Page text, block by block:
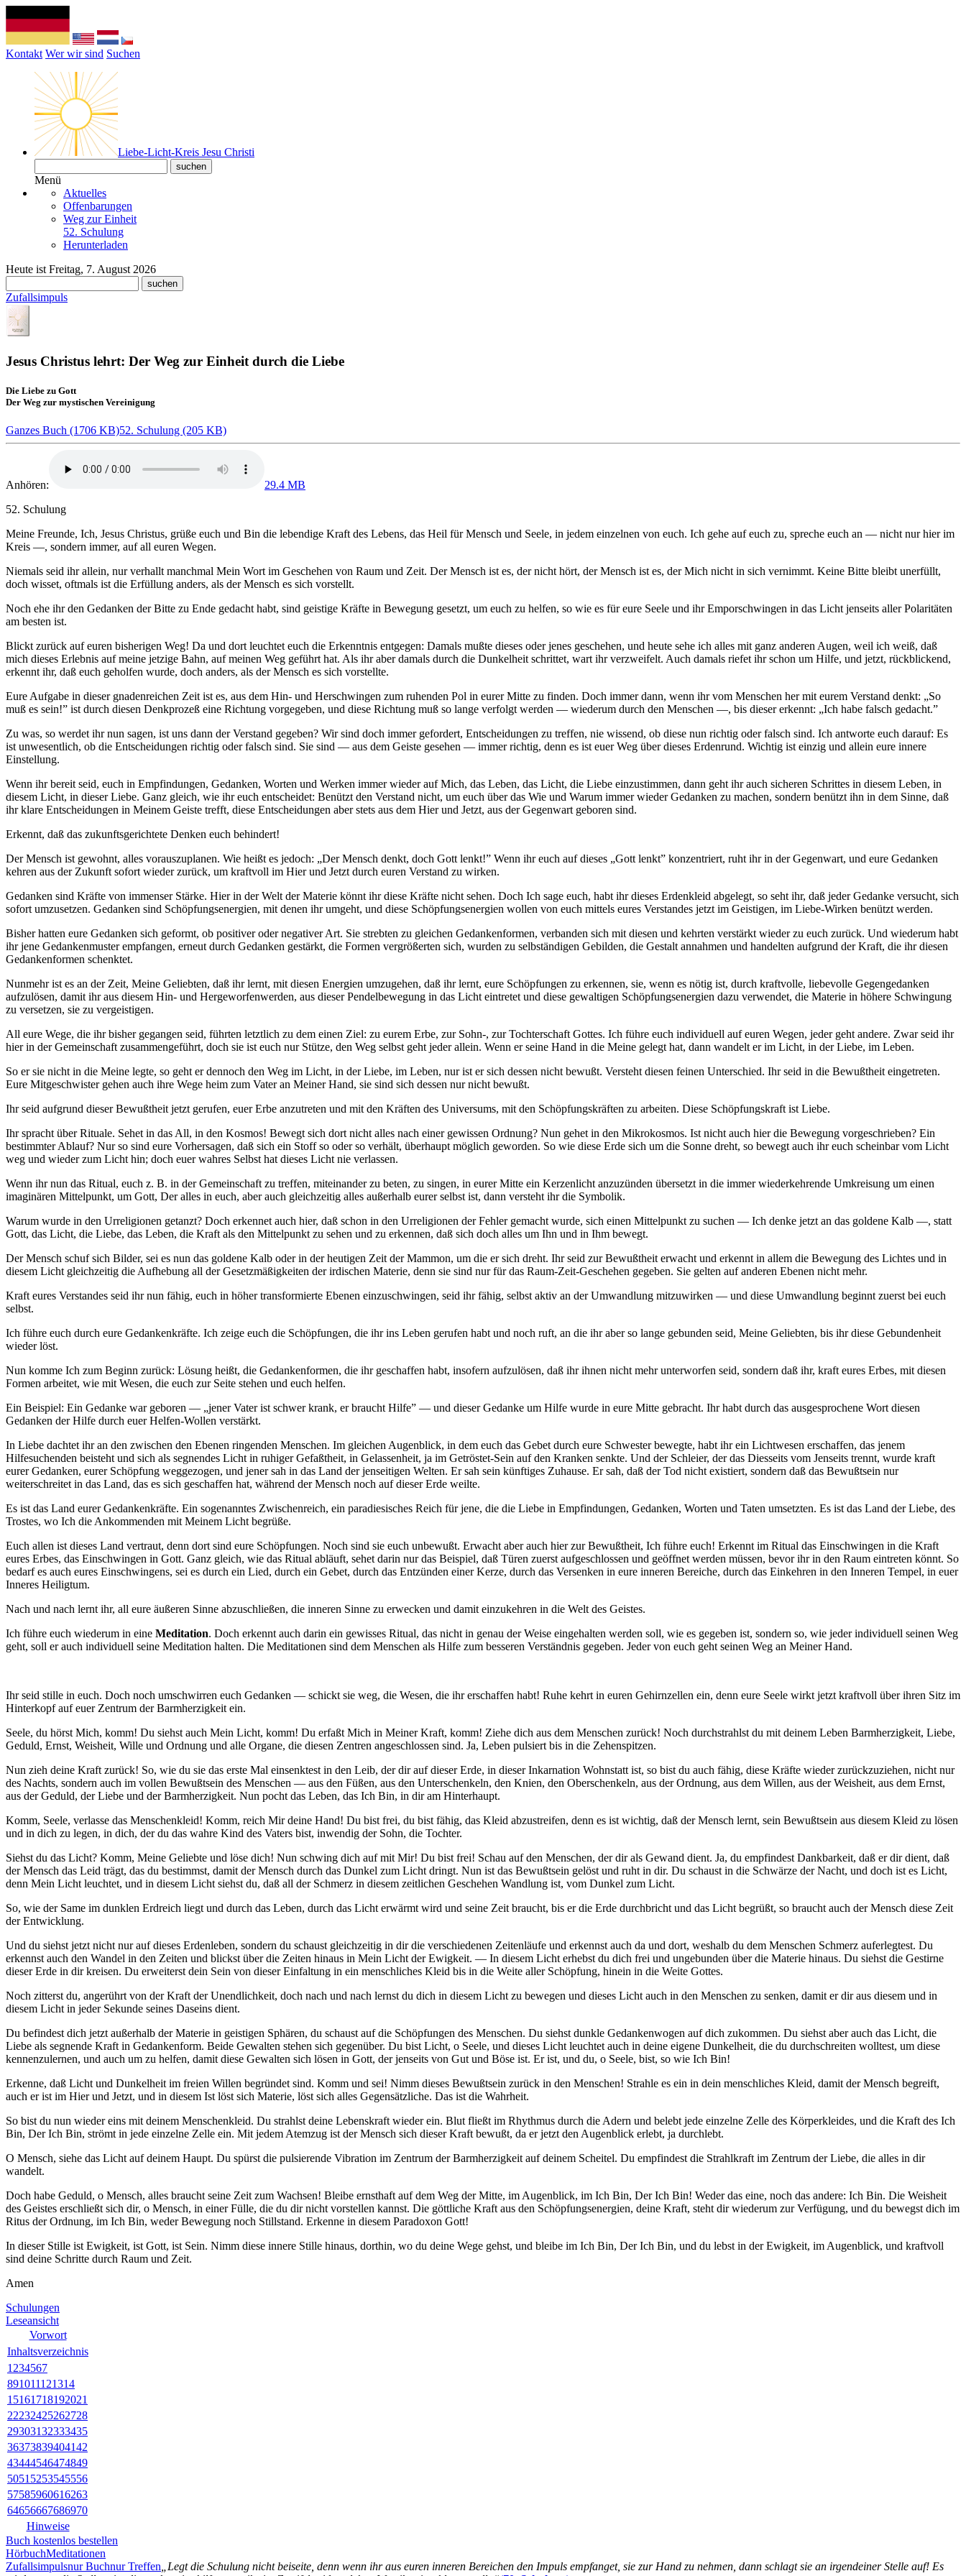
Kontakt Wer wir sind Suchen
Liebe-Licht-Kreis Jesu Christi
Menü
Aktuelles
Offenbarungen
Weg zur Einheit
52. Schulung
Herunterladen
Heute ist Freitag, 7. August 2026
Zufallsimpuls
Jesus Christus lehrt: Der Weg zur Einheit durch die Liebe
Die Liebe zu Gott
Der Weg zur mystischen Vereinigung
Ganzes Buch (1706 KB)52. Schulung (205 KB)
Anhören:
29.4 MB
52. Schulung
Meine Freunde, Ich, Jesus Christus, grüße euch und Bin die lebendige Kraft des Lebens, das Heil für Mensch und Seele, in jedem einzelnen von euch. Ich gehe auf euch zu, spreche euch an — nicht nur hier im
Kreis —, sondern immer, auf all euren Wegen.
Niemals seid ihr allein, nur verhallt manchmal Mein Wort im Geschehen von Raum und Zeit. Der Mensch ist es, der nicht hört, der Mensch ist es, der Mich nicht in sich vernimmt. Keine Bitte bleibt unerfüllt,
doch wisset, oftmals ist die Erfüllung anders, als der Mensch es sich vorstellt.
Noch ehe ihr den Gedanken der Bitte zu Ende gedacht habt, sind geistige Kräfte in Bewegung gesetzt, um euch zu helfen, so wie es für eure Seele und ihr Emporschwingen in das Licht jenseits aller Polaritäten
am besten ist.
Blickt zurück auf euren bisherigen Weg! Da und dort leuchtet euch die Erkenntnis entgegen: Damals mußte dieses oder jenes geschehen, und heute sehe ich alles mit ganz anderen Augen, weil ich weiß, daß
mich dieses Erlebnis auf meine jetzige Bahn, auf meinen Weg geführt hat. Als ihr aber damals durch die Dunkelheit schrittet, wart ihr verzweifelt. Auch damals riefet ihr schon um Hilfe, und jetzt, rückblickend,
erkennt ihr, daß euch geholfen wurde, doch anders, als der Mensch es sich vorstellte.
Eure Aufgabe in dieser gnadenreichen Zeit ist es, aus dem Hin- und Herschwingen zum ruhenden Pol in eurer Mitte zu finden. Doch immer dann, wenn ihr vom Menschen her mit eurem Verstand denkt: „So
muß es sein!” ist durch diesen Denkprozeß eine Richtung vorgegeben, und diese Richtung muß so lange verfolgt werden — wiederum durch den Menschen —, bis dieser erkennt: „Ich habe falsch gedacht.”
Zu was, so werdet ihr nun sagen, ist uns dann der Verstand gegeben? Wir sind doch immer gefordert, Entscheidungen zu treffen, nie wissend, ob diese nun richtig oder falsch sind. Ich antworte euch darauf: Es
ist unwesentlich, ob die Entscheidungen richtig oder falsch sind. Sie sind — aus dem Geiste gesehen — immer richtig, denn es ist euer Weg über dieses Erdenrund. Wichtig ist einzig und allein eure innere
Einstellung.
Wenn ihr bereit seid, euch in Empfindungen, Gedanken, Worten und Werken immer wieder auf Mich, das Leben, das Licht, die Liebe einzustimmen, dann geht ihr auch sicheren Schrittes in diesem Leben, in
diesem Licht, in dieser Liebe. Ganz gleich, wie ihr euch entscheidet: Benützt den Verstand nicht, um euch über das Wie und Warum immer wieder Gedanken zu machen, sondern benützt ihn in dem Sinne, daß
ihr klare Entscheidungen in Meinem Geiste trefft, diese Entscheidungen aber stets aus dem Hier und Jetzt, aus der Gegenwart geboren sind.
Erkennt, daß das zukunftsgerichtete Denken euch behindert!
Der Mensch ist gewohnt, alles vorauszuplanen. Wie heißt es jedoch: „Der Mensch denkt, doch Gott lenkt!” Wenn ihr euch auf dieses „Gott lenkt” konzentriert, ruht ihr in der Gegenwart, und eure Gedanken
kehren aus der Zukunft sofort wieder zurück, um kraftvoll im Hier und Jetzt durch euren Verstand zu wirken.
Gedanken sind Kräfte von immenser Stärke. Hier in der Welt der Materie könnt ihr diese Kräfte nicht sehen. Doch Ich sage euch, habt ihr dieses Erdenkleid abgelegt, so seht ihr, daß jeder Gedanke versucht, sich
sofort umzusetzen. Gedanken sind Schöpfungsenergien, mit denen ihr umgeht, und diese Schöpfungsenergien wollen von euch mittels eures Verstandes jetzt im Geistigen, im Liebe-Wirken benützt werden.
Bisher hatten eure Gedanken sich geformt, ob positiver oder negativer Art. Sie strebten zu gleichen Gedankenformen, verbanden sich mit diesen und kehrten verstärkt wieder zu euch zurück. Und wiederum habt
ihr jene Gedankenmuster empfangen, erneut durch Gedanken gestärkt, die Formen vergrößerten sich, wurden zu selbständigen Gebilden, die Gestalt annahmen und handelten aufgrund der Kraft, die ihr diesen
Gedankenformen schenktet.
Nunmehr ist es an der Zeit, Meine Geliebten, daß ihr lernt, mit diesen Energien umzugehen, daß ihr lernt, eure Schöpfungen zu erkennen, sie, wenn es nötig ist, durch kraftvolle, liebevolle Gegengedanken
aufzulösen, damit ihr aus diesem Hin- und Hergeworfenwerden, aus dieser Pendelbewegung in das Licht eintretet und diese gewaltigen Schöpfungsenergien dazu verwendet, die Materie in höhere Schwingung
zu versetzen, sie zu vergeistigen.
All eure Wege, die ihr bisher gegangen seid, führten letztlich zu dem einen Ziel: zu eurem Erbe, zur Sohn-, zur Tochterschaft Gottes. Ich führe euch individuell auf euren Wegen, jeder geht andere. Zwar seid ihr
hier in der Gemeinschaft zusammengeführt, doch sie ist euch nur Stütze, den Weg selbst geht jeder allein. Wenn er seine Hand in die Meine gelegt hat, dann wandelt er im Licht, in der Liebe, im Leben.
So er sie nicht in die Meine legte, so geht er dennoch den Weg im Licht, in der Liebe, im Leben, nur ist er sich dessen nicht bewußt. Versteht diesen feinen Unterschied. Ihr seid in die Bewußtheit eingetreten.
Eure Mitgeschwister gehen auch ihre Wege heim zum Vater an Meiner Hand, sie sind sich dessen nur nicht bewußt.
Ihr seid aufgrund dieser Bewußtheit jetzt gerufen, euer Erbe anzutreten und mit den Kräften des Universums, mit den Schöpfungskräften zu arbeiten. Diese Schöpfungskraft ist Liebe.
Ihr spracht über Rituale. Sehet in das All, in den Kosmos! Bewegt sich dort nicht alles nach einer gewissen Ordnung? Nun gehet in den Mikrokosmos. Ist nicht auch hier die Bewegung vorgeschrieben? Ein
bestimmter Ablauf? Nur so sind eure Vorhersagen, daß sich ein Stoff so oder so verhält, überhaupt möglich geworden. So wie diese Erde sich um die Sonne dreht, so bewegt auch ihr euch scheinbar vom Licht
weg und wieder zum Licht hin; doch euer wahres Selbst hat dieses Licht nie verlassen.
Wenn ihr nun das Ritual, euch z. B. in der Gemeinschaft zu treffen, miteinander zu beten, zu singen, in eurer Mitte ein Kerzenlicht anzuzünden übersetzt in die immer wiederkehrende Umkreisung um einen
imaginären Mittelpunkt, um Gott, Der alles in euch, aber auch gleichzeitig alles außerhalb eurer selbst ist, dann versteht ihr die Symbolik.
Warum wurde in den Urreligionen getanzt? Doch erkennet auch hier, daß schon in den Urreligionen der Fehler gemacht wurde, sich einen Mittelpunkt zu suchen — Ich denke jetzt an das goldene Kalb —, statt
Gott, das Licht, die Liebe, das Leben, die Kraft als den Mittelpunkt zu sehen und zu erkennen, daß sich doch alles um Ihn und in Ihm bewegt.
Der Mensch schuf sich Bilder, sei es nun das goldene Kalb oder in der heutigen Zeit der Mammon, um die er sich dreht. Ihr seid zur Bewußtheit erwacht und erkennt in allem die Bewegung des Lichtes und in
diesem Licht gleichzeitig die Aufhebung all der Gesetzmäßigkeiten der irdischen Materie, denn sie sind nur für das Raum-Zeit-Geschehen gegeben. Sie gelten auf anderen Ebenen nicht mehr.
Kraft eures Verstandes seid ihr nun fähig, euch in höher transformierte Ebenen einzuschwingen, seid ihr fähig, selbst aktiv an der Umwandlung mitzuwirken — und diese Umwandlung beginnt zuerst bei euch
selbst.
Ich führe euch durch eure Gedankenkräfte. Ich zeige euch die Schöpfungen, die ihr ins Leben gerufen habt und noch ruft, an die ihr aber so lange gebunden seid, Meine Geliebten, bis ihr diese Gebundenheit
wieder löst.
Nun komme Ich zum Beginn zurück: Lösung heißt, die Gedankenformen, die ihr geschaffen habt, insofern aufzulösen, daß ihr ihnen nicht mehr unterworfen seid, sondern daß ihr, kraft eures Erbes, mit diesen
Formen arbeitet, wie mit Wesen, die euch zur Seite stehen und euch helfen.
Ein Beispiel: Ein Gedanke war geboren — „jener Vater ist schwer krank, er braucht Hilfe” — und dieser Gedanke um Hilfe wurde in eure Mitte gebracht. Ihr habt durch das ausgesprochene Wort diesen
Gedanken der Hilfe durch euer Helfen-Wollen verstärkt.
In Liebe dachtet ihr an den zwischen den Ebenen ringenden Menschen. Im gleichen Augenblick, in dem euch das Gebet durch eure Schwester bewegte, habt ihr ein Lichtwesen erschaffen, das jenem
Hilfesuchenden beisteht und sich als segnendes Licht in ruhiger Gefaßtheit, in Gelassenheit, ja im Getröstet-Sein auf den Kranken senkte. Und der Schleier, der das Diesseits vom Jenseits trennt, wurde kraft
eurer Gedanken, eurer Schöpfung weggezogen, und jener sah in das Land der jenseitigen Welten. Er sah sein künftiges Zuhause. Er sah, daß der Tod nicht existiert, sondern daß das Bewußtsein nur
weiterschreitet in das Land, das es sich geschaffen hat, während der Mensch noch auf dieser Erde weilte.
Es ist das Land eurer Gedankenkräfte. Ein sogenanntes Zwischenreich, ein paradiesisches Reich für jene, die die Liebe in Empfindungen, Gedanken, Worten und Taten umsetzten. Es ist das Land der Liebe, des
Trostes, wo Ich die Ankommenden mit Meinem Licht begrüße.
Euch allen ist dieses Land vertraut, denn dort sind eure Schöpfungen. Noch sind sie euch unbewußt. Erwacht aber auch hier zur Bewußtheit, Ich führe euch! Erkennt im Ritual das Einschwingen in die Kraft
eures Erbes, das Einschwingen in Gott. Ganz gleich, wie das Ritual abläuft, sehet darin nur das Beispiel, daß Türen zuerst aufgeschlossen und geöffnet werden müssen, bevor ihr in den Raum eintreten könnt. So
bedarf es auch eures Einschwingens, sei es durch ein Lied, durch ein Gebet, durch das Entzünden einer Kerze, durch das Versenken in eure inneren Bereiche, durch das Einkehren in den Inneren Tempel, in euer
Inneres Heiligtum.
Nach und nach lernt ihr, all eure äußeren Sinne abzuschließen, die inneren Sinne zu erwecken und damit einzukehren in die Welt des Geistes.
Ich führe euch wiederum in eine Meditation. Doch erkennt auch darin ein gewisses Ritual, das nicht in genau der Weise eingehalten werden soll, wie es gegeben ist, sondern so, wie jeder individuell seinen Weg
geht, soll er auch individuell seine Meditation halten. Die Meditationen sind dem Menschen als Hilfe zum besseren Verständnis gegeben. Jeder von euch geht seinen Weg an Meiner Hand.
Ihr seid stille in euch. Doch noch umschwirren euch Gedanken — schickt sie weg, die Wesen, die ihr erschaffen habt! Ruhe kehrt in euren Gehirnzellen ein, denn eure Seele wirkt jetzt kraftvoll über ihren Sitz im
Hinterkopf auf euer Zentrum der Barmherzigkeit ein.
Seele, du hörst Mich, komm! Du siehst auch Mein Licht, komm! Du erfaßt Mich in Meiner Kraft, komm! Ziehe dich aus dem Menschen zurück! Noch durchstrahlst du mit deinem Leben Barmherzigkeit, Liebe,
Geduld, Ernst, Weisheit, Wille und Ordnung und alle Organe, die diesen Zentren angeschlossen sind. Ja, Leben pulsiert bis in die Zehenspitzen.
Nun zieh deine Kraft zurück! So, wie du sie das erste Mal einsenktest in den Leib, der dir auf dieser Erde, in dieser Inkarnation Wohnstatt ist, so bist du auch fähig, diese Kräfte wieder zurückzuziehen, nicht nur
des Nachts, sondern auch im vollen Bewußtsein des Menschen — aus den Füßen, aus den Unterschenkeln, den Knien, den Oberschenkeln, aus der Ordnung, aus dem Willen, aus der Weisheit, aus dem Ernst,
aus der Geduld, der Liebe und der Barmherzigkeit. Nun pocht das Leben, das Ich Bin, in dir am Hinterhaupt.
Komm, Seele, verlasse das Menschenkleid! Komm, reich Mir deine Hand! Du bist frei, du bist fähig, das Kleid abzustreifen, denn es ist wichtig, daß der Mensch lernt, sein Bewußtsein aus diesem Kleid zu lösen
und in dich zu legen, in dich, der du das wahre Kind des Vaters bist, inwendig der Sohn, die Tochter.
Siehst du das Licht? Komm, Meine Geliebte und löse dich! Nun schwing dich auf mit Mir! Du bist frei! Schau auf den Menschen, der dir als Gewand dient. Ja, du empfindest Dankbarkeit, daß er dir dient, daß
der Mensch das Leid trägt, das du bestimmst, damit der Mensch durch das Dunkel zum Licht dringt. Nun ist das Bewußtsein gelöst und ruht in dir. Du schaust in die Schwärze der Nacht, und doch ist es Licht,
denn Mein Licht leuchtet, und in diesem Licht siehst du, daß all der Schmerz in diesem zeitlichen Geschehen Wandlung ist, vom Dunkel zum Licht.
So, wie der Same im dunklen Erdreich liegt und durch das Leben, durch das Licht erwärmt wird und seine Zeit braucht, bis er die Erde durchbricht und das Licht begrüßt, so braucht auch der Mensch diese Zeit
der Entwicklung.
Und du siehst jetzt nicht nur auf dieses Erdenleben, sondern du schaust gleichzeitig in dir die verschiedenen Zeitenläufe und erkennst auch da und dort, weshalb du dem Menschen Schmerz auferlegtest. Du
erkennst auch den Wandel in den Zeiten und blickst über die Zeiten hinaus in Mein Licht der Ewigkeit. — In diesem Licht erhebst du dich frei und ungebunden über die Materie hinaus. Du siehst die Gestirne
dieser Erde in dir kreisen. Du erweiterst dein Sein von dieser Einfaltung in ein menschliches Kleid bis in die Weite aller Schöpfung, hinein in die Weite Gottes.
Noch zitterst du, angerührt von der Kraft der Unendlichkeit, doch nach und nach lernst du dich in diesem Licht zu bewegen und dieses Licht auch in den Menschen zu senken, damit er dir aus diesem und in
diesem Licht in jeder Sekunde seines Daseins dient.
Du befindest dich jetzt außerhalb der Materie in geistigen Sphären, du schaust auf die Schöpfungen des Menschen. Du siehst dunkle Gedankenwogen auf dich zukommen. Du siehst aber auch das Licht, die
Liebe als segnende Kraft in Gedankenform. Beide Gewalten stehen sich gegenüber. Du bist Licht, o Seele, und dieses Licht leuchtet auch in deine eigene Dunkelheit, die du durchschreiten wolltest, um diese
kennenzulernen, und auch um zu helfen, damit diese Gewalten sich lösen in Gott, der jenseits von Gut und Böse ist. Er ist, und du, o Seele, bist, so wie Ich Bin!
Erkenne, daß Licht und Dunkelheit im freien Willen begründet sind. Komm und sei! Nimm dieses Bewußtsein zurück in den Menschen! Strahle es ein in dein menschliches Kleid, damit der Mensch begreift,
auch er ist im Hier und Jetzt, und in diesem Ist löst sich Materie, löst sich alles Gegensätzliche. Das ist die Wahrheit.
So bist du nun wieder eins mit deinem Menschenkleid. Du strahlst deine Lebenskraft wieder ein. Blut fließt im Rhythmus durch die Adern und belebt jede einzelne Zelle des Körperkleides, und die Kraft des Ich
Bin, Der Ich Bin, strömt in jede einzelne Zelle ein. Mit jedem Atemzug ist der Mensch sich dieser Kraft bewußt, da er jetzt den Augenblick erlebt, ja durchlebt.
O Mensch, siehe das Licht auf deinem Haupt. Du spürst die pulsierende Vibration im Zentrum der Barmherzigkeit auf deinem Scheitel. Du empfindest die Strahlkraft im Zentrum der Liebe, die alles in dir
wandelt.
Doch habe Geduld, o Mensch, alles braucht seine Zeit zum Wachsen! Bleibe ernsthaft auf dem Weg der Mitte, im Augenblick, im Ich Bin, Der Ich Bin! Weder das eine, noch das andere: Ich Bin. Die Weisheit
des Geistes erschließt sich dir, o Mensch, in einer Fülle, die du dir nicht vorstellen kannst. Die göttliche Kraft aus den Schöpfungsenergien, deine Kraft, steht dir wiederum zur Verfügung, und du bewegst dich im
Ritus der Ordnung, im Ich Bin, weder Bewegung noch Stillstand. Erkenne in diesem Paradoxon Gott!
In dieser Stille ist Ewigkeit, ist Gott, ist Sein. Nimm diese innere Stille hinaus, dorthin, wo du deine Wege gehst, und bleibe im Ich Bin, Der Ich Bin, und du lebst in der Ewigkeit, im Augenblick, und kraftvoll
sind deine Schritte durch Raum und Zeit.
Amen
Schulungen
Leseansicht
Vorwort
Inhaltsverzeichnis
1 234567
891011121314
15161718192021
22232425262728
29303132333435
36373839404142
43444546474849
5051 5253545556
57585960616263
64656667686970
Hinweise
Buch kostenlos bestellen
HörbuchMeditationen
Zufallsimpulsnur Buchnur Treffen „Legt die Schulung nicht beiseite, denn wenn ihr aus euren inneren Bereichen den Impuls empfanget, sie zur Hand zu nehmen, dann schlagt sie an irgendeiner Stelle auf! Es